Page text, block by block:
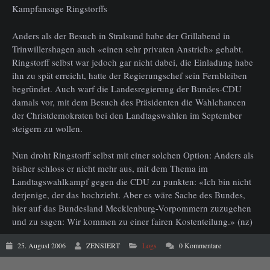
Kampfansage Ringstorffs
Anders als der Besuch in Stralsund habe der Grillabend in
Trinwillershagen auch «einen sehr privaten Anstrich» gehabt.
Ringstorff selbst war jedoch gar nicht dabei, die Einladung habe
ihn zu spät erreicht, hatte der Regierungschef sein Fernbleiben
begründet. Auch warf die Landesregierung der Bundes-CDU
damals vor, mit dem Besuch des Präsidenten die Wahlchancen
der Christdemokraten bei den Landtagswahlen im September
steigern zu wollen.
Nun droht Ringstorff selbst mit einer solchen Option: Anders als
bisher schloss er nicht mehr aus, mit dem Thema im
Landtagswahlkampf gegen die CDU zu punkten: «Ich bin nicht
derjenige, der das hochzieht. Aber es wäre Sache des Bundes,
hier auf das Bundesland Mecklenburg-Vorpommern zuzugehen
und zu sagen: Wir kommen zu einer fairen Kostenteilung.» (nz)
25. August 2006 ZENSIERT Logs 0 Kommentare